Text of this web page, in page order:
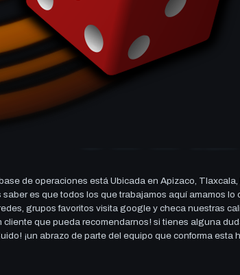
de operaciones está Ubicada en Apizaco,
es que todos los que trabajamos aquí amamos
grupos favoritos visita google y checa nuestras
que pueda recomendarnos! si tienes alguna
¡un abrazo de parte del equipo que conforma esta